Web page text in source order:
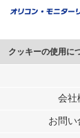
クッキーの使用に
このサイトでは
行っています。
メディアや広告配
各パートナーは、
会社
お問い